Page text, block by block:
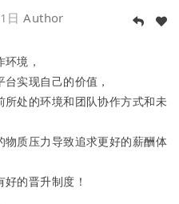
日 Author
境，
实现自己的价值，
处的环境和团队协作方式和未
质压力导致追求更好的薪酬体
的晋升制度！